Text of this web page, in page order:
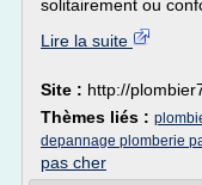
solitairement ou
Lire la suite
Site : http://
Thèmes liés :
depannage plomberie
pas cher